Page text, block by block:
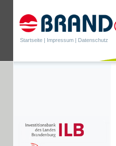
Startseite | Impressum | Datenschutz